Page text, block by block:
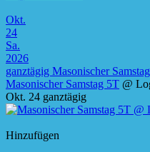
Okt.
24
Sa.
2026
ganztägig Masonischer
Masonischer Samstag 5T @
Okt. 24 ganztägig
Hinzufügen